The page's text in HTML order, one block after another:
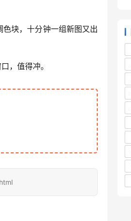
块，十分钟一组新图又出
，值得冲。